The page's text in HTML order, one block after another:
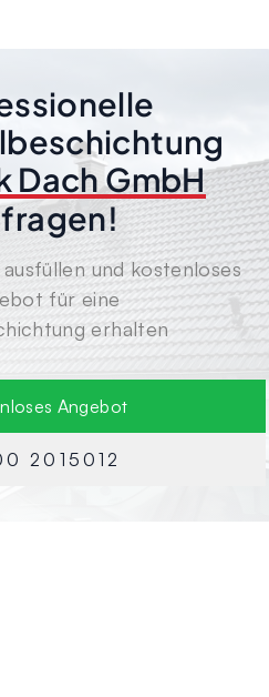
Dach GmbH
und kostenloses
für eine
erhalten
Angebot
2015012